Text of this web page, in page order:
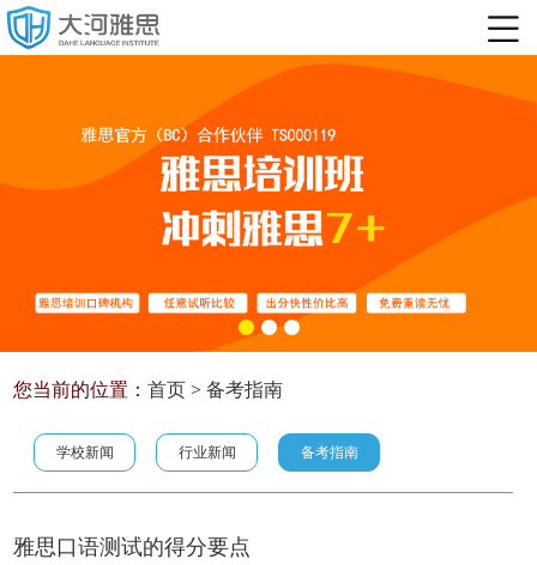
您当前的位置：首页 >备考指南
学校新闻 行业新闻 备考指南
雅思口语测试的得分要点